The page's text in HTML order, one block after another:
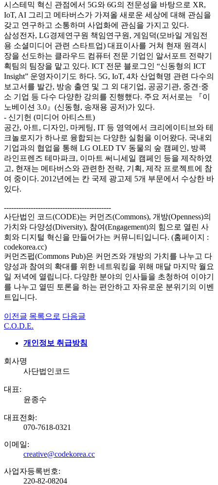
시스테믹 혁신 관점에서 5G와 6G의 전문성을 바탕으로 XR,
IoT, AI 그리고 메타버스가 가져올 새로운 세상에 대해 관심을
갖고 연구하고 소통하며 사업화에 관심을 가지고 있다.
삼성전자, LG경제연구원 책임연구원, 게임덕(모바일 게임전
용 소셜미디어 관련 스타트업) 대표이사를 거쳐 현재 원격시
장을 선도하는 클라우드 컴퓨터 전문 기업인 알서포트 전략기
획팀의 팀장을 맡고 있다. ICT 전문 블로그인 “신동형의 ICT
Insight” 운영자이기도 하다. 5G, IoT, 4차 산업혁명 관련 다수의
보고서를 발간, 방송 출연 및 그 외 대기업, 공공기관, 중견·중
소 기업 등 다수 다양한 강의를 진행했다. 주요 저서로는 『이
노베이션 3.0』(신동형, 송재용 공저)가 있다.
- 신기헌 (미디어 아티스트)
공간, 아트, 디자인, 마케팅, IT 등 영역에서 크리에이티브와 테
크놀로지가 하나로 융합되는 다양한 실험을 이어왔다. 국내외
기업과의 협업을 통해 LG OLED TV 동물의 숲 캠페인, 방콕
라인프렌즈 테마파크, 이마트 써니세일 캠페인 등을 제작하였
고, 현재는 메타버스와 관련한 전략, 기획, 제작 프로젝트에 참
여 중이다. 2012년에는 칸 국제 광고제 5개 부문에서 수상한 바
있다.
--------------------------------------------
사단법인 코드(CODE)는 커먼즈(Commons), 개방(Openness)의
가치와 다양성(Diversity), 참여(Engagement)의 힘으로 열린 사
회와 디지털 혁신을 만들어가는 커뮤니티입니다. (홈페이지 :
codekorea.cc)
커먼즈펍(Commons Pub)은 커먼즈와 개방의 가치를 나누고 다
양성과 참여의 확대를 위한 네트워킹을 위해 매달 마지막 월요
일 저녁에 열립니다. 다양한 분야의 인사들을 초청하여 이야기
를 나누고 열띤 토론을 하는 편안하고 자유로운 분위기의 이벤
트입니다.
이전글 목록으로 다음글
C.O.D.E.
개인정보 취급방침
회사명
사단법인코드
대표:
윤종수
대표전화:
070-7618-0321
이메일:
creative@codekorea.cc
사업자등록번호:
220-82-08204